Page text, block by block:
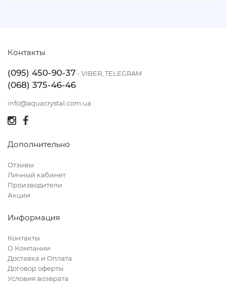
Контакты
(095) 450-90-37- VIBER, TELEGRAM
(068) 375-46-46
info@aquacrystal.com.ua
Дополнительно
Отзывы
Личный кабинет
Производители
Акции
Информация
Контакты
О Компании
Доставка и Оплата
Договор оферты
Условия возврата